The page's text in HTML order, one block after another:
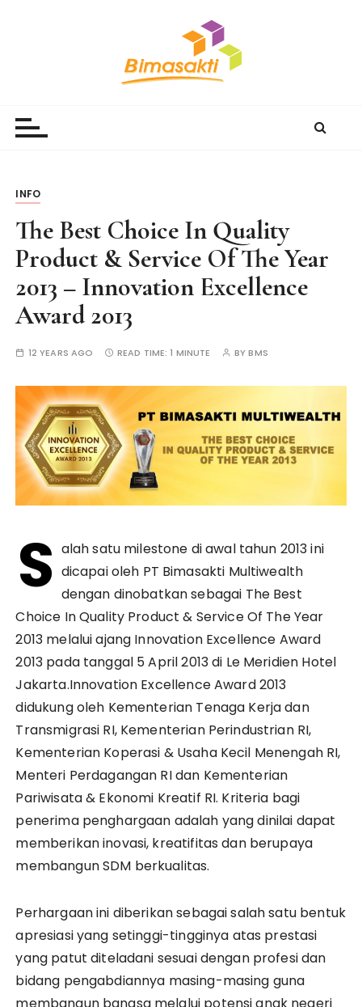
INFO
The Best Choice In Quality
Product & Service Of The Year
2013 – Innovation Excellence
Award 2013
12 YEARS AGO READ TIME:1 MINUTE BYBMS
S alah satu milestone di awal tahun 2013 ini
dicapai oleh PT Bimasakti Multiwealth
dengan dinobatkan sebagai The Best
Choice In Quality Product & Service Of The Year
2013 melalui ajang Innovation Excellence Award
2013 pada tanggal 5 April 2013 di Le Meridien Hotel
Jakarta.Innovation Excellence Award 2013
didukung oleh Kementerian Tenaga Kerja dan
Transmigrasi RI, Kementerian Perindustrian RI,
Kementerian Koperasi & Usaha Kecil Menengah RI,
Menteri Perdagangan RI dan Kementerian
Pariwisata & Ekonomi Kreatif RI. Kriteria bagi
penerima penghargaan adalah yang dinilai dapat
memberikan inovasi, kreatifitas dan berupaya
membangun SDM berkualitas.
Perhargaan ini diberikan sebagai salah satu bentuk
apresiasi yang setinggi-tingginya atas prestasi
yang patut diteladani sesuai dengan profesi dan
bidang pengabdiannya masing-masing guna
membangun bangsa melalui potensi anak negeri